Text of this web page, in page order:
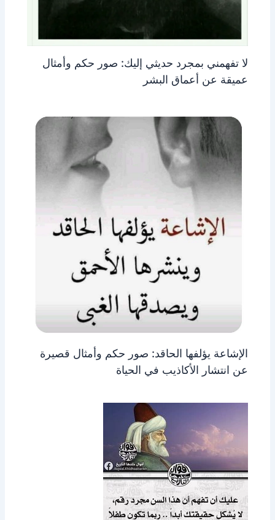
لا تفهمني بمجرد حديثي إليك: صور حكم وأمثال
عميقة عن أعماق البشر
الإشاعة يؤلفها الحاقد: صور حكم وأمثال قصيرة
عن انتشار الأكاذيب في الحياة